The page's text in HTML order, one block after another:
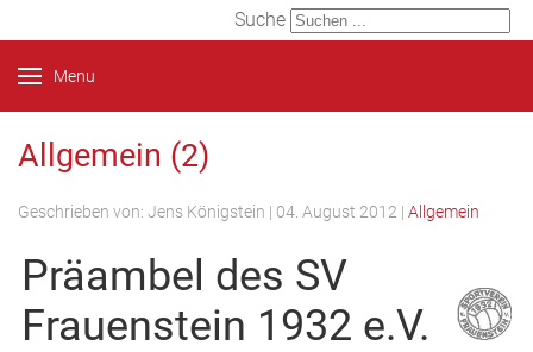
Suche
Menu
Allgemein (2)
Geschrieben von: Jens Königstein | 04. August 2012 | Allgemein
Präambel des SV
Frauenstein 1932 e.V.